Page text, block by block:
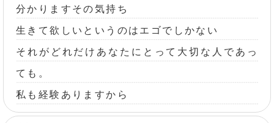
分かりますその気持ち
生きて欲しいというのはエゴでしかない
それがどれだけあなたにとって大切な人であっ
ても。
私も経験ありますから